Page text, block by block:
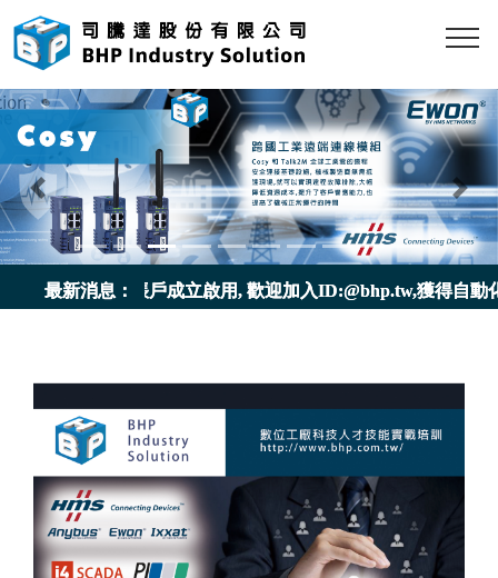
Previous
最新消息：
方帳戶成立啟用, 歡迎加入ID:@bhp.tw,獲得自動化與IOT最